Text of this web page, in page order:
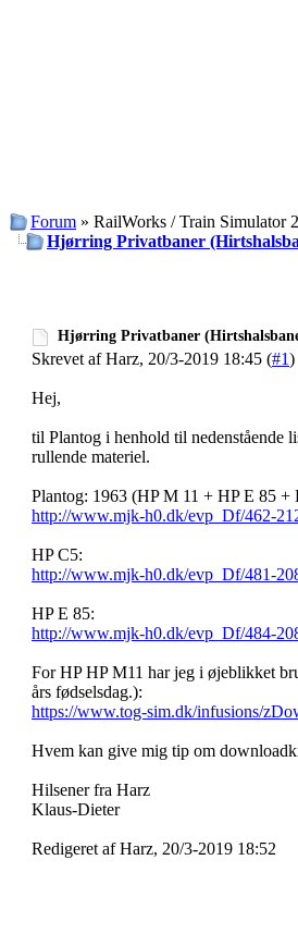
Forum » RailWorks / Train Simulator
Hjørring Privatbaner
Hjørring Privatbaner
Skrevet af Harz, 20/3-2019 18:45 (#1)
Hej,
til Plantog i henhold til nedenstående
rullende materiel.
Plantog: 1963 (HP M 11 + HP E 85 +
http://www.mjk-h0.dk/evp_Df/462-
HP C5:
http://www.mjk-h0.dk/evp_Df/481-
HP E 85:
http://www.mjk-h0.dk/evp_Df/484-
For HP HP M11 har jeg i øjeblikket
års fødselsdag.):
https://www.tog-sim.dk/infusions/
Hvem kan give mig tip om
Hilsener fra Harz
Klaus-Dieter
Redigeret af Harz, 20/3-2019 18:52